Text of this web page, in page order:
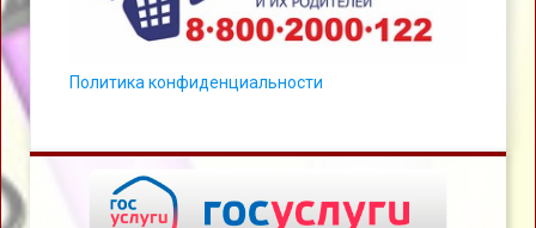
Политика конфиденциальности